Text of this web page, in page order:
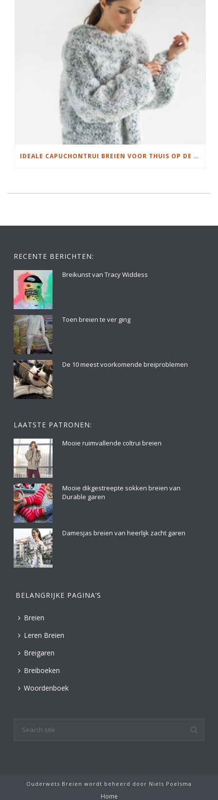
IDEALE CAPUCHONTRUI BREIEN VOOR THUIS OP DE BANK
RECENTE BERICHTEN:
Breikunst van Tracy Widdess
Toen breien te ver ging
De 10 meest voorkomende breiproblemen
LAATSTE PATRONEN:
Mooie ruimvallende coltrui breien
Mooie dikgestreepte sokken breien van
Durable garen
Damesjas breien van heerlijk zacht garen
BELANGRIJKE PAGINA’S
Breien
Leren Breien
Breigaren
Breiboeken
Woordenboek
Ouderwets Breien wordt beheerd door Niels Poelsma
Home